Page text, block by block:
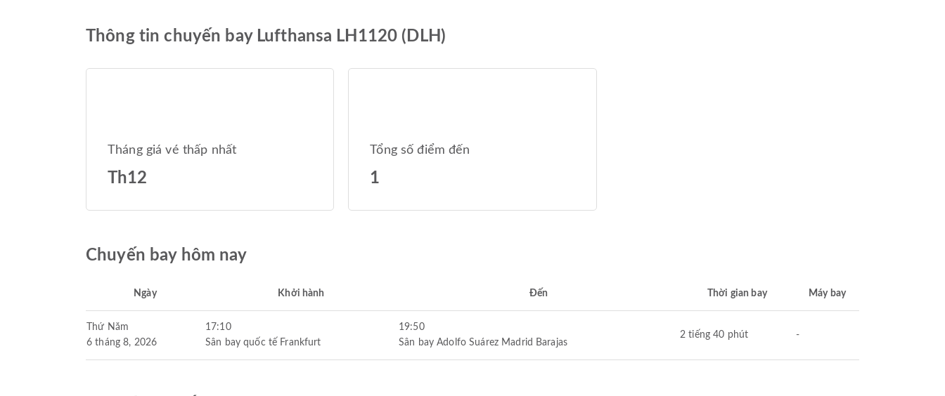
Thông tin chuyến bay Lufthansa LH1120 (DLH)
Tháng giá vé thấp nhất
Th12
Tổng số điểm đến
1
Chuyến bay hôm nay
Ngày Khởi hành Đến Thời gian bay Máy bay
Thứ Năm
6 tháng 8, 2026
17:10
Sân bay quốc tế Frankfurt
19:50
Sân bay Adolfo Suárez Madrid Barajas
2 tiếng 40 phút -